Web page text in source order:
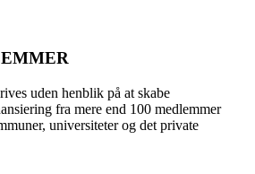
uden henblik på at skabe
fra mere end 100 medlemmer
universiteter og det private